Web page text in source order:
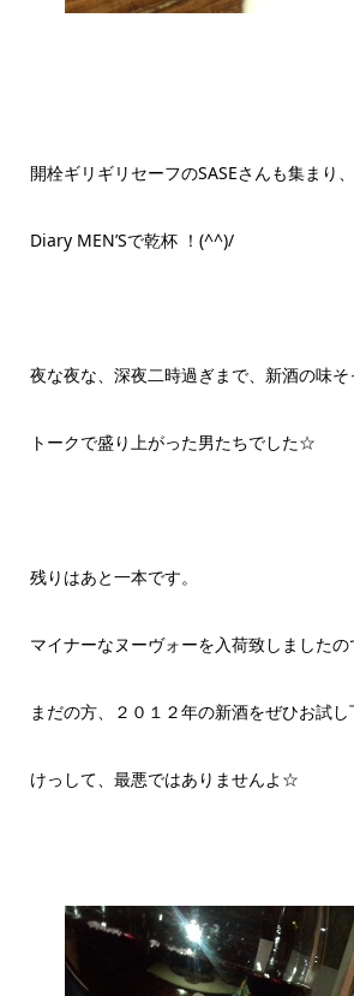
開栓ギリギリセーフのSASEさんも集まり、
Diary MEN’Sで乾杯 ！(^^)/
夜な夜な、深夜二時過ぎまで、新酒の味
トークで盛り上がった男たちでした☆
残りはあと一本です。
マイナーなヌーヴォーを入荷致しましたの
まだの方、２０１２年の新酒をぜひお試
けっして、最悪ではありませんよ☆